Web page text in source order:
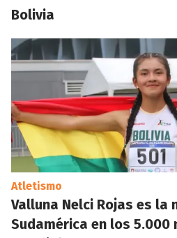
Bolivia
Atletismo
Valluna Nelci Rojas es la
Sudamérica en los 5.000